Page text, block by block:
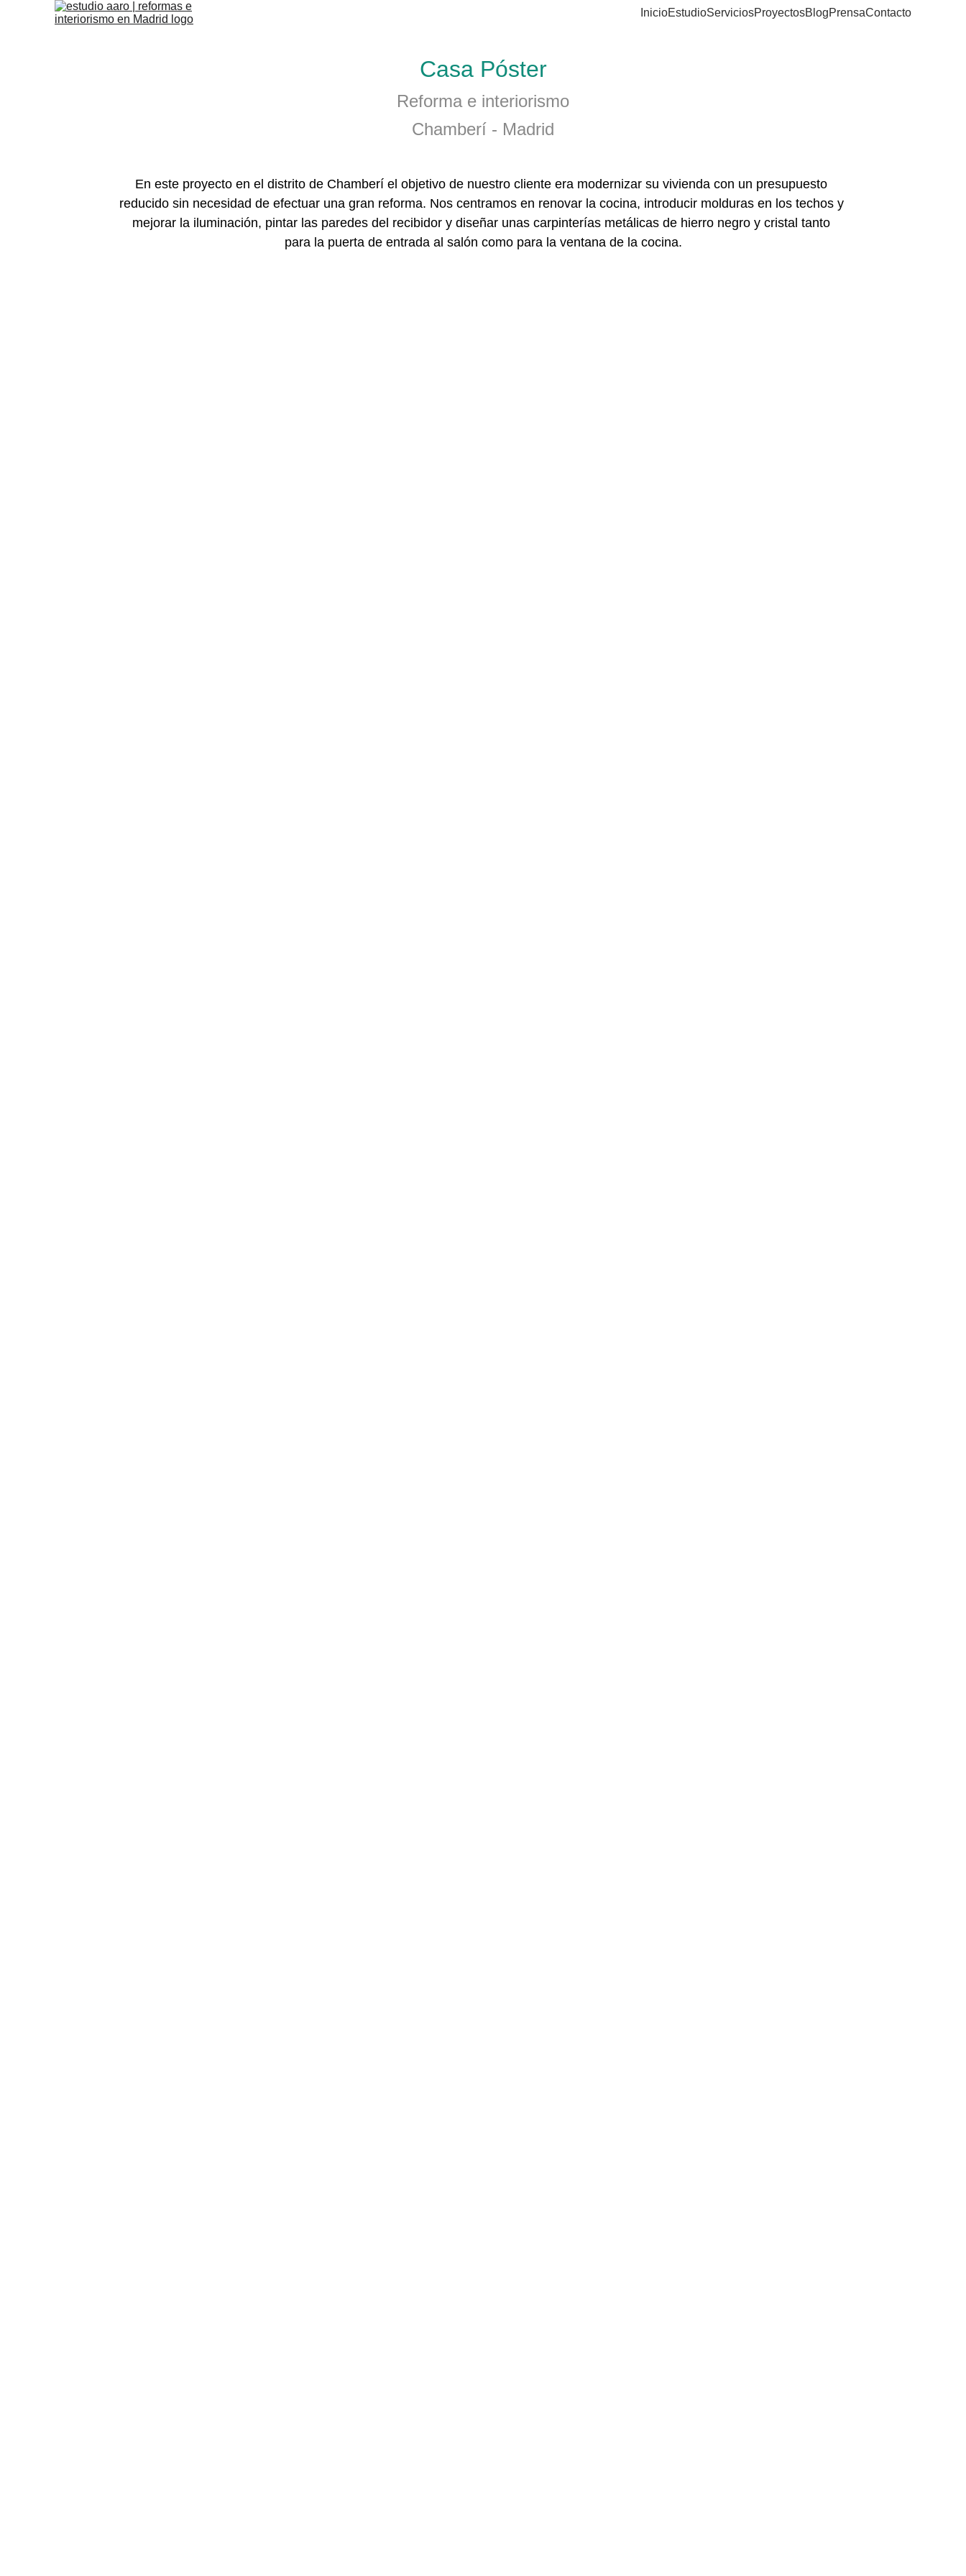
InicioEstudioServiciosProyectosBlogPrensaContacto
Casa Póster
Reforma e interiorismo
Chamberí - Madrid
En este proyecto en el distrito de Chamberí el objetivo de nuestro cliente era modernizar su vivienda con un presupuesto
reducido sin necesidad de efectuar una gran reforma. Nos centramos en renovar la cocina, introducir molduras en los techos y
mejorar la iluminación, pintar las paredes del recibidor y diseñar unas carpinterías metálicas de hierro negro y cristal tanto
para la puerta de entrada al salón como para la ventana de la cocina.